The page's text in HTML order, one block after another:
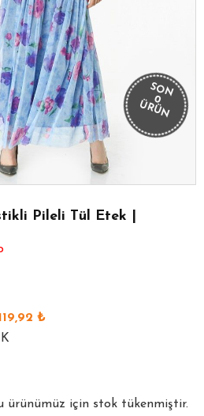
SON
0
ÜRÜN
Pileli Tül Etek |
₺
ürünümüz için stok tükenmiştir.